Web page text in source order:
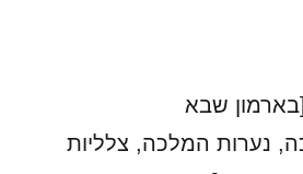
שבא
נערות המלכה, צלליות